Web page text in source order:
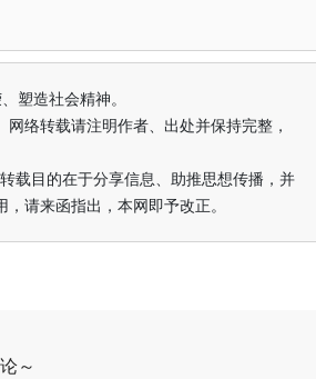
塑造社会精神。
络转载请注明作者、出处并保持完整，
载目的在于分享信息、助推思想传播，并
请来函指出，本网即予改正。
～